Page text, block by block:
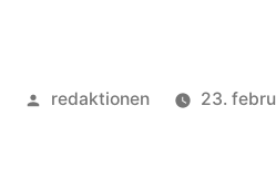
håndtørrere
Posted
redaktionen 23.